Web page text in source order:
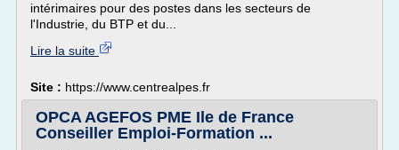
intérimaires pour des postes dans les secteurs de
l'Industrie, du BTP et du...
Lire la suite
Site : https://www.centrealpes.fr
OPCA AGEFOS PME Ile de France
Conseiller Emploi-Formation ...